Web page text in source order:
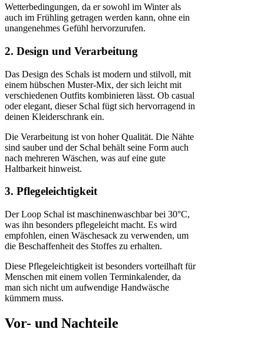
Wetterbedingungen, da er sowohl im Winter als
auch im Frühling getragen werden kann, ohne ein
unangenehmes Gefühl hervorzurufen.
2. Design und Verarbeitung
Das Design des Schals ist modern und stilvoll, mit
einem hübschen Muster-Mix, der sich leicht mit
verschiedenen Outfits kombinieren lässt. Ob casual
oder elegant, dieser Schal fügt sich hervorragend in
deinen Kleiderschrank ein.
Die Verarbeitung ist von hoher Qualität. Die Nähte
sind sauber und der Schal behält seine Form auch
nach mehreren Wäschen, was auf eine gute
Haltbarkeit hinweist.
3. Pflegeleichtigkeit
Der Loop Schal ist maschinenwaschbar bei 30°C,
was ihn besonders pflegeleicht macht. Es wird
empfohlen, einen Wäschesack zu verwenden, um
die Beschaffenheit des Stoffes zu erhalten.
Diese Pflegeleichtigkeit ist besonders vorteilhaft für
Menschen mit einem vollen Terminkalender, da
man sich nicht um aufwendige Handwäsche
kümmern muss.
Vor- und Nachteile